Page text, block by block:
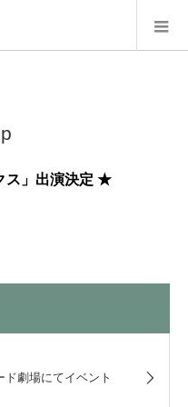
ス」出演決定 ★
劇場にてイベント